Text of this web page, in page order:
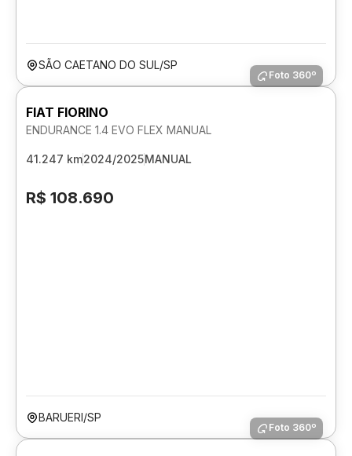
SÃO CAETANO DO SUL/SP
Foto 360º
FIAT FIORINO
ENDURANCE 1.4 EVO FLEX MANUAL
41.247 km2024/2025MANUAL
R$ 108.690
BARUERI/SP
Foto 360º